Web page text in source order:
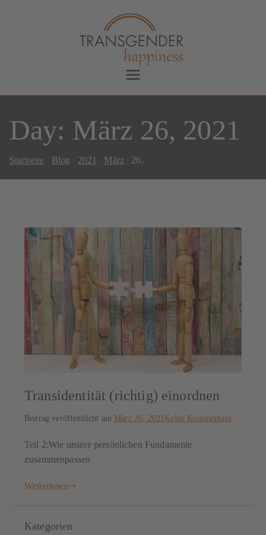
Transgender Happiness
Bianca Dorada
Day: März 26, 2021
Startseite Blog 2021 März 26.
Transidentität (richtig) einordnen
Beitrag veröffentlicht am März 26, 2021 Keine Kommentare
Teil 2:Wie unsere persönlichen Fundamente
zusammenpassen
Weiterlesen
Kategorien